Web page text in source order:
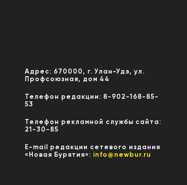
Адрес: 670000, г. Улан-Удэ, ул.
Профсоюзная, дом 44
Телефон редакции: 8-902-168-85-
53
Телефон рекламной службы сайта:
21-30-85
E-mail редакции сетевого издания
«Новая Бурятия»: info@newbur.ru